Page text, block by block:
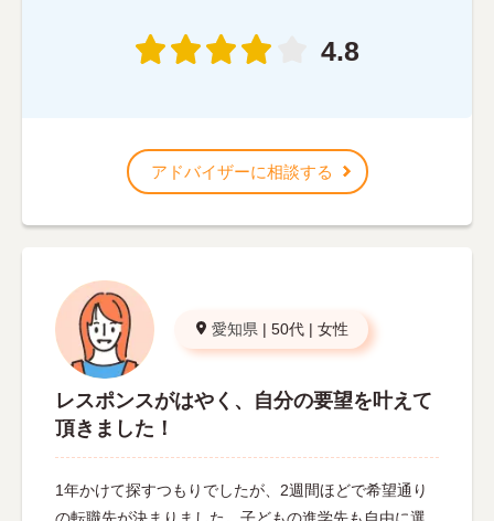
4.8
アドバイザーに相談する
愛知県 | 50代 | 女性
レスポンスがはやく、自分の要望を叶えて
頂きました！
1年かけて探すつもりでしたが、2週間ほどで希望通り